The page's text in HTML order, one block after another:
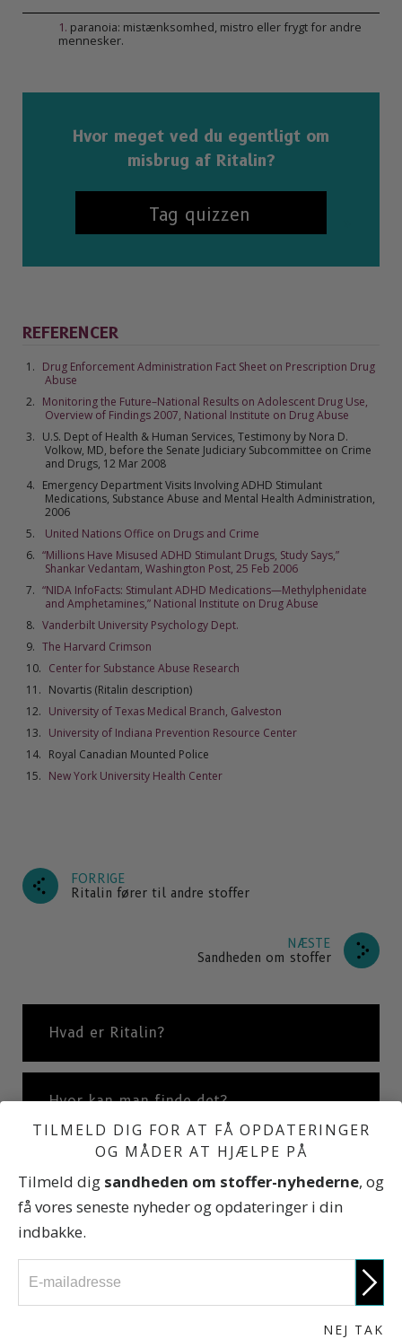
1. paranoia: mistænksomhed, mistro eller frygt for andre
mennesker.
Hvor meget ved du egentligt om
misbrug af Ritalin?
Tag quizzen
REFERENCER
Drug Enforcement Administration Fact Sheet on Prescription Drug
Abuse
Monitoring the Future–National Results on Adolescent Drug Use,
Overview of Findings 2007, National Institute on Drug Abuse
U.S. Dept of Health & Human Services, Testimony by Nora D.
Volkow, MD, before the Senate Judiciary Subcommittee on Crime
and Drugs, 12 Mar 2008
Emergency Department Visits Involving ADHD Stimulant
Medications, Substance Abuse and Mental Health Administration,
2006
United Nations Office on Drugs and Crime
“Millions Have Misused ADHD Stimulant Drugs, Study Says,”
Shankar Vedantam, Washington Post, 25 Feb 2006
“NIDA InfoFacts: Stimulant ADHD Medications—Methylphenidate
and Amphetamines,” National Institute on Drug Abuse
Vanderbilt University Psychology Dept.
The Harvard Crimson
Center for Substance Abuse Research
Novartis (Ritalin description)
University of Texas Medical Branch, Galveston
University of Indiana Prevention Resource Center
Royal Canadian Mounted Police
New York University Health Center
FORRIGE
Ritalin fører til andre stoffer
NÆSTE
Sandheden om stoffer
Hvad er Ritalin?
Hvor kan man finde det?
Hvordan ser Ritalin ud? Og andre fakta
Fattigmandskokain
TILMELD DIG FOR AT FÅ OPDATERINGER
OG MÅDER AT HJÆLPE PÅ
Tilmeld dig sandheden om stoffer-nyhederne, og
få vores seneste nyheder og opdateringer i din
indbakke.
NEJ TAK